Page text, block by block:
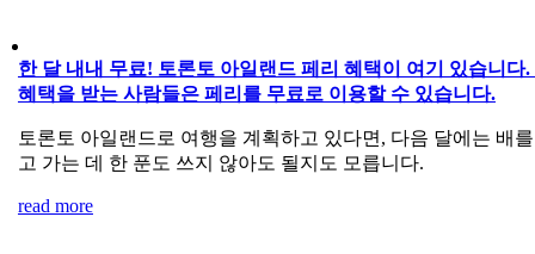
한 달 내내 무료! 토론토 아일랜드 페리 혜택이 여기 있습니다.
혜택을 받는 사람들은 페리를 무료로 이용할 수 있습니다.
토론토 아일랜드로 여행을 계획하고 있다면, 다음 달에는 배
고 가는 데 한 푼도 쓰지 않아도 될지도 모릅니다.
read more